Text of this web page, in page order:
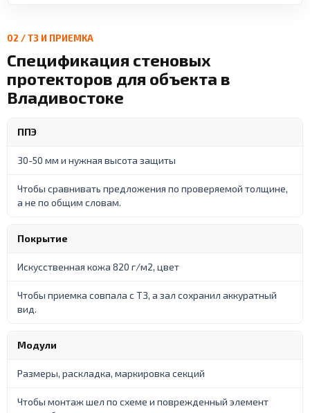
02 / ТЗ И ПРИЕМКА
Спецификация стеновых
протекторов для объекта в
Владивостоке
ППЭ
30-50 мм и нужная высота защиты
Чтобы сравнивать предложения по проверяемой толщине,
а не по общим словам.
Покрытие
Искусственная кожа 820 г/м2, цвет
Чтобы приемка совпала с ТЗ, а зал сохранил аккуратный
вид.
Модули
Размеры, раскладка, маркировка секций
Чтобы монтаж шел по схеме и поврежденный элемент